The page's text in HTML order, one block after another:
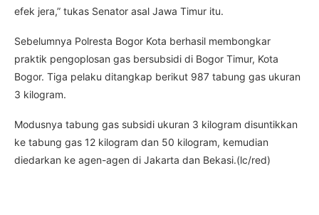
efek jera,” tukas Senator asal Jawa Timur itu.
Sebelumnya Polresta Bogor Kota berhasil membongkar
praktik pengoplosan gas bersubsidi di Bogor Timur, Kota
Bogor. Tiga pelaku ditangkap berikut 987 tabung gas ukuran
3 kilogram.
Modusnya tabung gas subsidi ukuran 3 kilogram disuntikkan
ke tabung gas 12 kilogram dan 50 kilogram, kemudian
diedarkan ke agen-agen di Jakarta dan Bekasi.(lc/red)